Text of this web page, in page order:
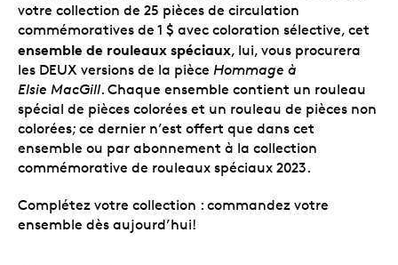
votre collection de 25 pièces de circulation
commémoratives de 1 $ avec coloration sélective, cet
ensemble de rouleaux spéciaux, lui, vous procurera
les DEUX versions de la pièce Hommage à
Elsie MacGill. Chaque ensemble contient un rouleau
spécial de pièces colorées et un rouleau de pièces non
colorées; ce dernier n’est offert que dans cet
ensemble ou par abonnement à la collection
commémorative de rouleaux spéciaux 2023.
Complétez votre collection : commandez votre
ensemble dès aujourd’hui!